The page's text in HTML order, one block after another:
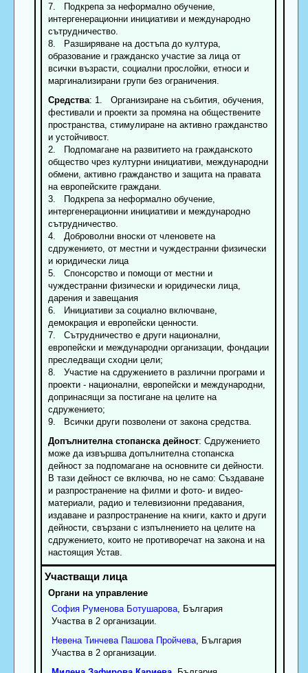
7. Подкрепа за неформално обучение,
интергенерационни инициативи и международно
сътрудничество.
8. Разширяване на достъпа до култура,
образование и гражданско участие за лица от
всички възрасти, социални прослойки, етноси и
маргинализирани групи без ограничения.
Средства: 1. Организиране на събития, обучения,
фестивали и проекти за промяна на обществените
пространства, стимулиране на активно гражданство
и устойчивост.
2. Подпомагане на развитието на гражданското
общество чрез културни инициативи, международни
обмени, активно гражданство и защита на правата
на европейските граждани.
3. Подкрепа за неформално обучение,
интергенерационни инициативи и международно
сътрудничество.
4. Доброволни вноски от членовете на
сдружението, от местни и чуждестранни физически
и юридически лица
5. Спонсорство и помощи от местни и
чуждестранни физически и юридически лица,
дарения и завещания
6. Инициативи за социално включване,
демокрация и европейски ценности.
7. Сътрудничество е други национални,
европейски и международни организации, фондации
преследващи сходни цели;
8. Участие на сдружението в различни програми и
проекти - национални, европейски и международни,
допринасящи за постигане на целите на
сдружението;
9. Всички други позволени от закона средства.
Допълнителна стопанска дейност: Сдружението
може да извършва допълнителна стопанска
дейност за подпомагане на основните си дейности.
В тази дейност се включва, но не само: Създаване
и разпространение на филми и фото- и видео-
материали, радио и телевизионни предавания,
издаване и разпространение на книги, както и други
дейности, свързани с изпълнението на целите на
сдружението, които не противоречат на закона и на
настоящия Устав.
Органи на управление
София Руменова Ботушарова, България
Участва в 2 организации.
Невена Тинчева Пашова Пройчева, България
Участва в 2 организации.